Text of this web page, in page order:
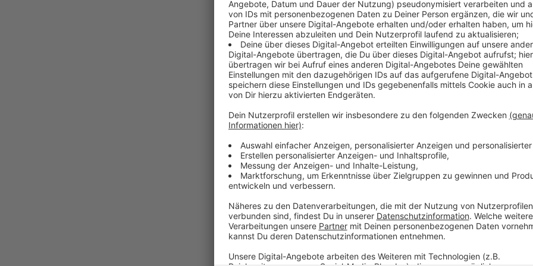
Hendrik Frost
Das zufälligste Wissen der Welt:
Anzeige
Das zufälligste Wissen der Welt mit Hendrik
Anzeige
Das gesamte Wissen ist immer dabei: Dank
uns quasi das sämtliches Wissen der Menschheit
fast 3 Millionen deutsche Wikipedia-Artikel. Und
'Es wird Zeit, dass sich das alles mal jemand